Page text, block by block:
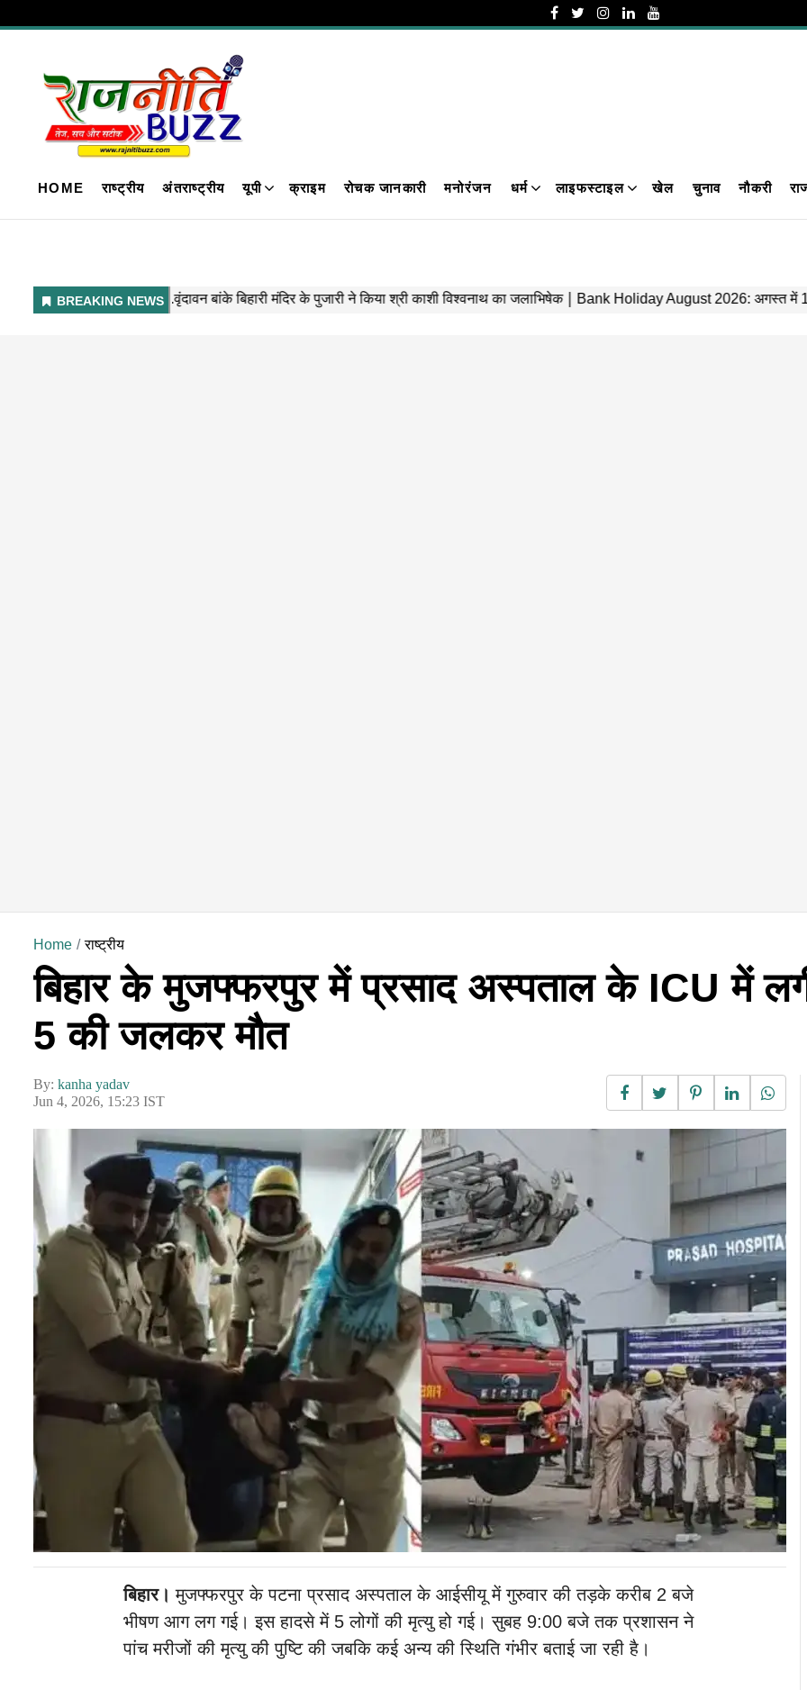
HOME राष्ट्रीय अंतराष्ट्रीय यूपी क्राइम रोचक जानकारी मनोरंजन धर्म लाइफस्टाइल खेल चुनाव नौकरी
Home राष्ट्रीय
बिहार के मुजफ्फरपुर में प्रसाद अस्पताल के ICU में
5 की जलकर मौत
By: kanha yadav
Jun 4, 2026, 15:23 IST
बिहार।मुजफ्फरपुर के पटना प्रसाद अस्पताल के आईसीयू में गुरुवार की तड़के करीब 2 बजे
भीषण आग लग गई। इस हादसे में 5 लोगों की मृत्यु हो गई। सुबह 9:00 बजे तक प्रशासन ने
पांच मरीजों की मृत्यु की पुष्टि की जबकि कई अन्य की स्थिति गंभीर बताई जा रही है।